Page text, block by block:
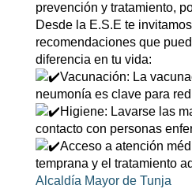
prevención y tratamiento,
Desde la E.S.E te
recomendaciones que
diferencia en tu vida:
Vacunación: La
neumonía es clave para
Higiene: Lavarse las
contacto con personas
Acceso a atención
temprana y el tratamiento
Alcaldía Mayor de Tunja